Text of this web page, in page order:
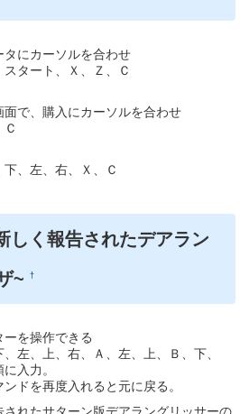
タにカーソルを合わせ
タート、Ｘ、Ｚ、Ｃ
で、購入にカーソルを合わせ
、左、右、Ｘ、Ｃ
しく報告されたデアラン
~†
を操作できる
左、上、右、Ａ、左、上、Ｂ、下、
入力。
ドを再度入れると元に戻る。